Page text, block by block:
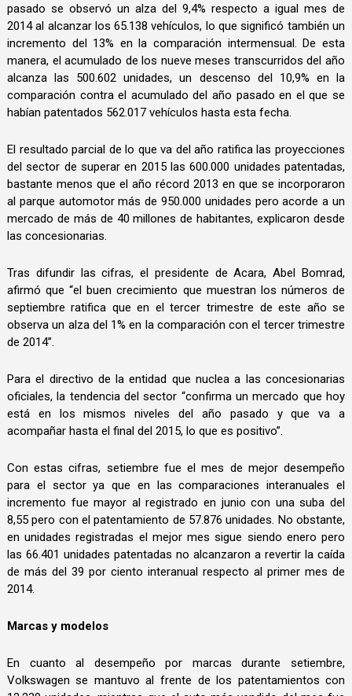
pasado se observó un alza del 9,4% respecto a igual mes de
2014 al alcanzar los 65.138 vehículos, lo que significó también un
incremento del 13% en la comparación intermensual. De esta
manera, el acumulado de los nueve meses transcurridos del año
alcanza las 500.602 unidades, un descenso del 10,9% en la
comparación contra el acumulado del año pasado en el que se
habían patentados 562.017 vehículos hasta esta fecha.
El resultado parcial de lo que va del año ratifica las proyecciones
del sector de superar en 2015 las 600.000 unidades patentadas,
bastante menos que el año récord 2013 en que se incorporaron
al parque automotor más de 950.000 unidades pero acorde a un
mercado de más de 40 millones de habitantes, explicaron desde
las concesionarias.
Tras difundir las cifras, el presidente de Acara, Abel Bomrad,
afirmó que “el buen crecimiento que muestran los números de
septiembre ratifica que en el tercer trimestre de este año se
observa un alza del 1% en la comparación con el tercer trimestre
de 2014”.
Para el directivo de la entidad que nuclea a las concesionarias
oficiales, la tendencia del sector “confirma un mercado que hoy
está en los mismos niveles del año pasado y que va a
acompañar hasta el final del 2015, lo que es positivo”.
Con estas cifras, setiembre fue el mes de mejor desempeño
para el sector ya que en las comparaciones interanuales el
incremento fue mayor al registrado en junio con una suba del
8,55 pero con el patentamiento de 57.876 unidades. No obstante,
en unidades registradas el mejor mes sigue siendo enero pero
las 66.401 unidades patentadas no alcanzaron a revertir la caída
de más del 39 por ciento interanual respecto al primer mes de
2014.
Marcas y modelos
En cuanto al desempeño por marcas durante setiembre,
Volkswagen se mantuvo al frente de los patentamientos con